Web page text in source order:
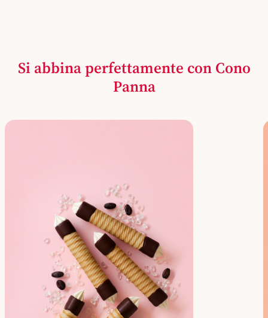
Si abbina perfettamente con Cono
Panna